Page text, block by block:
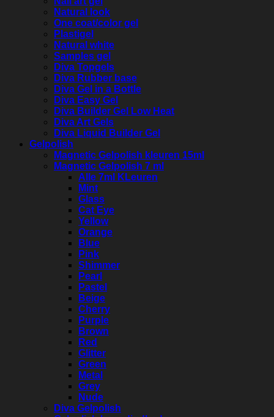
Natural look
One coat/color gel
Plastigel
Natural white
Samples gel
Diva Topgels
Diva Rubber base
Diva Gel in a Bottle
Diva Easy Gel
Diva Builder Gel Low Heat
Diva Art Gels
Diva Liquid Builder Gel
Gelpolish
Magnetic Gelpolish kleuren 15ml
Magnetic Gelpolish 7 ml
Alle 7ml KLeuren
Mint
Glass
Cat Eye
Yellow
Orange
Blue
Pink
Shimmer
Pearl
Pastel
Beige
Cherry
Purple
Brown
Red
Glitter
Green
Metal
Grey
Nude
Diva Gelpolish